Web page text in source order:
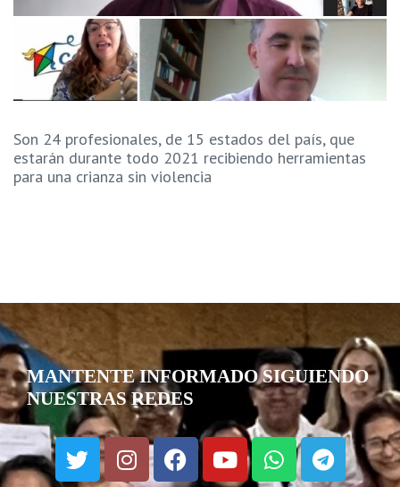
Son 24 profesionales, de 15 estados del país, que
estarán durante todo 2021 recibiendo herramientas
para una crianza sin violencia
MANTENTE INFORMADO SIGUIENDO
NUESTRAS REDES